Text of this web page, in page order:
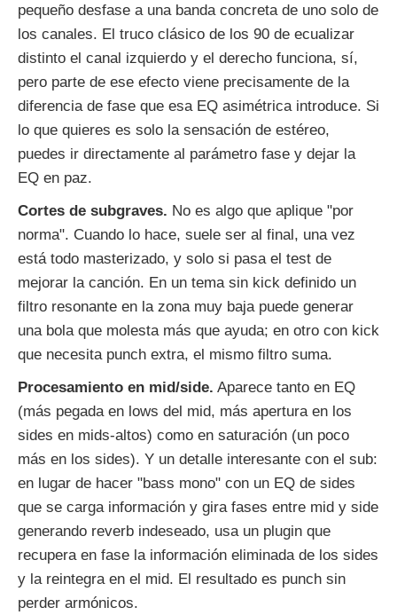
pequeño desfase a una banda concreta de uno solo de
los canales. El truco clásico de los 90 de ecualizar
distinto el canal izquierdo y el derecho funciona, sí,
pero parte de ese efecto viene precisamente de la
diferencia de fase que esa EQ asimétrica introduce. Si
lo que quieres es solo la sensación de estéreo,
puedes ir directamente al parámetro fase y dejar la
EQ en paz.
Cortes de subgraves. No es algo que aplique "por
norma". Cuando lo hace, suele ser al final, una vez
está todo masterizado, y solo si pasa el test de
mejorar la canción. En un tema sin kick definido un
filtro resonante en la zona muy baja puede generar
una bola que molesta más que ayuda; en otro con kick
que necesita punch extra, el mismo filtro suma.
Procesamiento en mid/side. Aparece tanto en EQ
(más pegada en lows del mid, más apertura en los
sides en mids-altos) como en saturación (un poco
más en los sides). Y un detalle interesante con el sub:
en lugar de hacer "bass mono" con un EQ de sides
que se carga información y gira fases entre mid y side
generando reverb indeseado, usa un plugin que
recupera en fase la información eliminada de los sides
y la reintegra en el mid. El resultado es punch sin
perder armónicos.